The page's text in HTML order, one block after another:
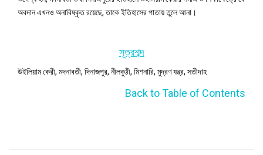
অবদান এখনও অনাবিষ্কৃত রয়েছে, তাকে ইতিহাসের পাতায় তুলে আনা।
সূত্রশব্দ
উইলিয়াম কেরী, মদনাবতী, দিনাজপুর, নীলকুঠী, মিশনারি, মুদ্রণ যন্ত্র, সতীদাহ
Back to Table of Contents